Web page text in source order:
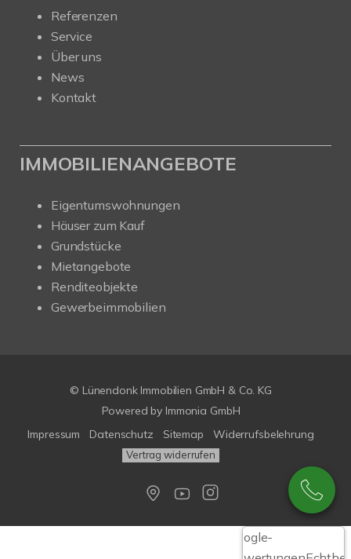
Referenzen
Service
Über uns
News
Kontakt
IMMOBILIENANGEBOTE
Eigentumswohnungen
Häuser zum Kauf
Grundstücke
Mietangebote
Renditeobjekte
Gewerbeimmobilien
© Lünendonk Immobilien GmbH & Co. KG
Powered by Immonia GmbH
Impressum
Datenschutz Sitemap Widerrufsbelehrung
Vertrag widerrufen
Google-